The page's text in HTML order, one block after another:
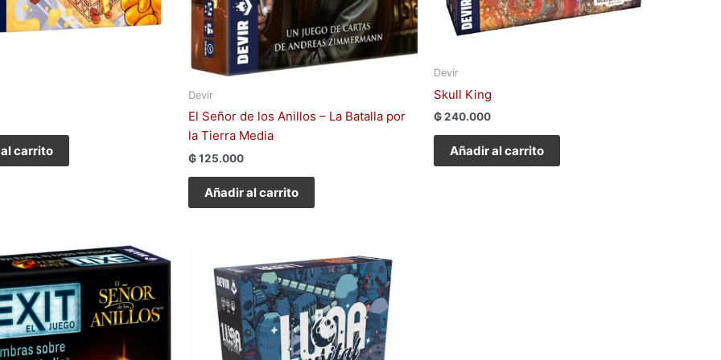
carrito
Devir
El Señor de los Anillos – La Batalla por
la Tierra Media
₲125.000
Añadir al carrito
Devir
Skull King
₲240.000
Añadir al carrito